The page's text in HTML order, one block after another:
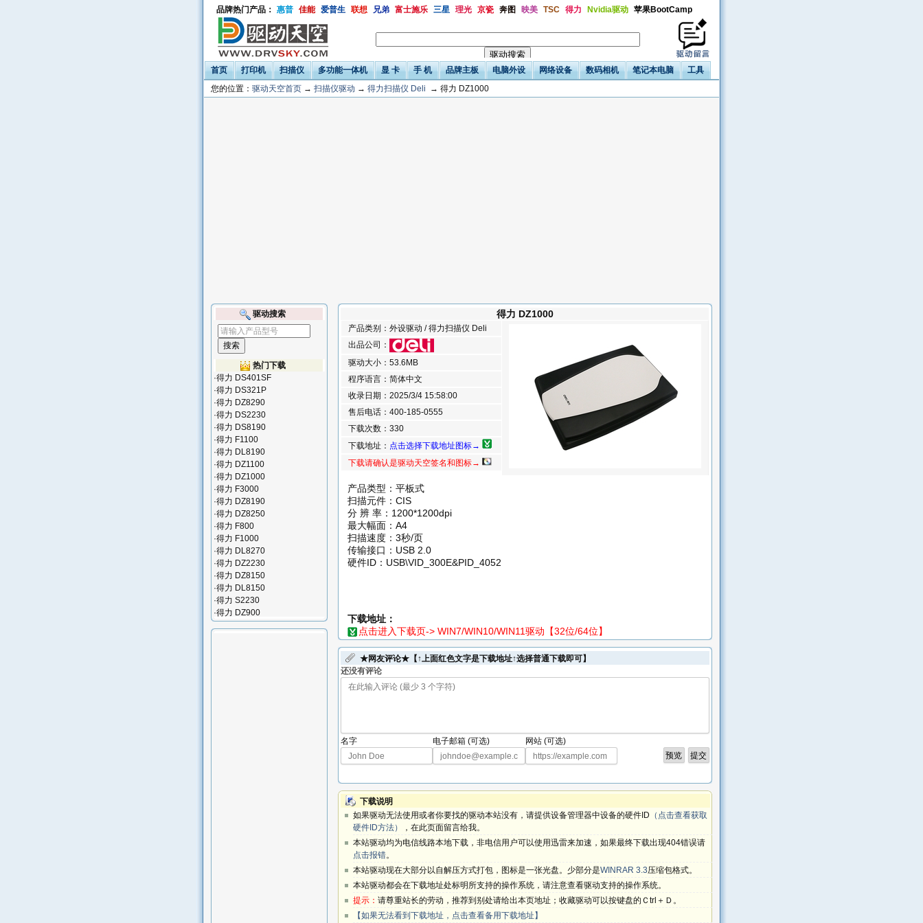
品牌热门产品： 惠普 佳能 爱普生 联想 兄弟 富士施乐 三星 理光 京瓷 奔图 映美 TSC 得力 Nvidia驱动 苹果BootCamp
首页 打印机 扫描仪 多功能一体机 显 卡 手 机 品牌主板 电脑外设 网络设备 数码相机 笔记本电脑
工具
您的位置： 驱动天空首页 → 扫描仪驱动 → 得力扫描仪 Deli → 得力 DZ1000
得力 DZ1000
产品类别：外设驱动 / 得力扫描仪 Deli
出品公司：
驱动大小：53.6MB
程序语言：简体中文
收录日期：2025/3/4 15:58:00
售后电话：400-185-0555
下载次数：330
下载地址： 点击选择下载地址图标→
下载请确认是驱动天空签名和图标→
产品类型：平板式
扫描元件：CIS
分 辨 率：1200*1200dpi
最大幅面：A4
扫描速度：3秒/页
传输接口：USB 2.0
硬件ID：USB\VID_300E&PID_4052
下载地址：
点击进入下载页-> WIN7/WIN10/WIN11驱动【32位/64位】
★网友评论★【↑上面红色文字是下载地址↑选择普通下载即可】
还没有评论
名字 电子邮箱 (可选) 网站 (可选)
下载说明
如果驱动无法使用或者你要找的驱动本站没有，请提供设备管理器中设备的硬件ID （点击查看获取
硬件ID方法）
，在此页面留言给我。
本站驱动均为电信线路本地下载，非电信用户可以使用迅雷来加速，如果最终下载出现404错误请
点击报错。
本站驱动现在大部分以自解压方式打包，图标是一张光盘。少部分是WINRAR 3.3压缩包格式。
本站驱动都会在下载地址处标明所支持的操作系统，请注意查看驱动支持的操作系统。
提示： 请尊重站长的劳动，推荐到别处请给出本页地址；收藏驱动可以按键盘的Ｃtrl＋Ｄ。
【如果无法看到下载地址，点击查看备用下载地址】
驱动搜索
热门下载
·得力 DS401SF
·得力 DS321P
·得力 DZ8290
·得力 DS2230
·得力 DS8190
·得力 F1100
·得力 DL8190
·得力 DZ1100
·得力 DZ1000
·得力 F3000
·得力 DZ8190
·得力 DZ8250
·得力 F800
·得力 F1000
·得力 DL8270
·得力 DZ2230
·得力 DZ8150
·得力 DL8150
·得力 S2230
·得力 DZ900